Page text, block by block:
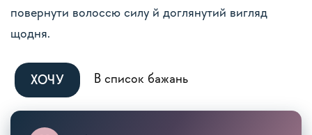
повернути волоссю силу й доглянутий вигляд
щодня.
ХОЧУ
Alternative:
В список бажань